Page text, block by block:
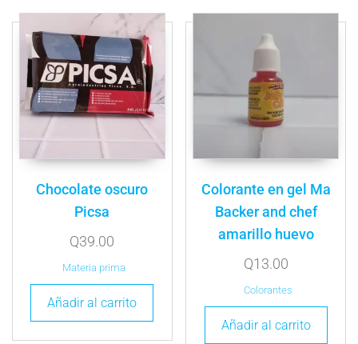
Chocolate oscuro
Picsa
Q39.00
Materia prima
Añadir al carrito
Colorante en gel Ma
Backer and chef
amarillo huevo
Q13.00
Colorantes
Añadir al carrito